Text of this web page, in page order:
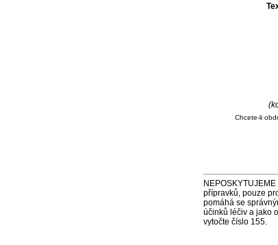
Chcete-li
přípravků, pouze
pomáhá se
účinků léčiv a jako
vytočte číslo 155.